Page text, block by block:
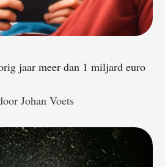
jaar meer dan 1 miljard euro
Johan Voets